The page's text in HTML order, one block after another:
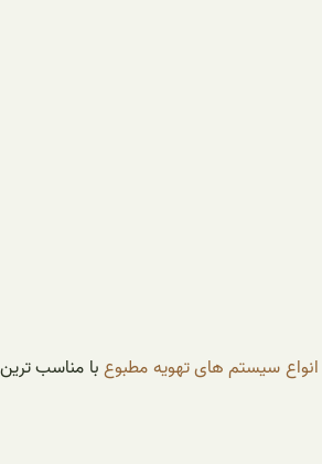
انواع سیستم های تهویه مطبوعبا مناسب ترین